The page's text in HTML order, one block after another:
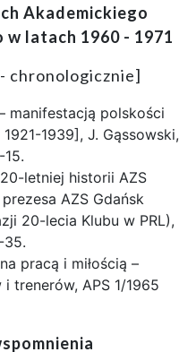
Akademickiego
latach 1960 - 1971
chronologicznie]
manifestacją polskości
1939], J. Gąssowski,
letniej historii AZS
AZS Gdańsk
20-lecia Klubu w PRL),
35.
pracą i miłością –
trenerów, APS 1/1965